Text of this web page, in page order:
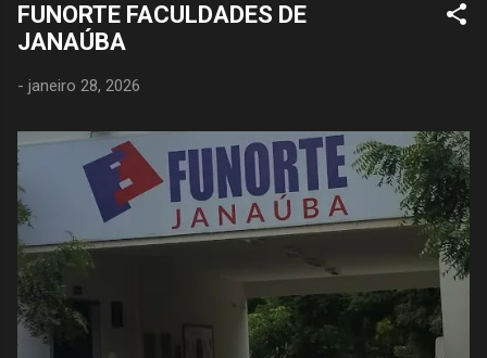
FUNORTE FACULDADES DE
JANAÚBA
- janeiro 28, 2026